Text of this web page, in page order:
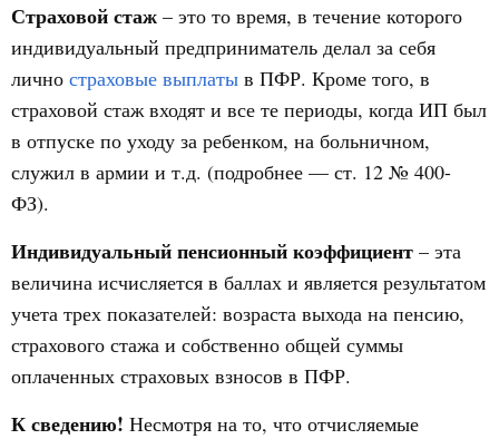
Страховой стаж – это то время, в течение которого
индивидуальный предприниматель делал за себя
лично страховые выплаты в ПФР. Кроме того, в
страховой стаж входят и все те периоды, когда ИП был
в отпуске по уходу за ребенком, на больничном,
служил в армии и т.д. (подробнее — ст. 12 № 400-
ФЗ).
Индивидуальный пенсионный коэффициент – эта
величина исчисляется в баллах и является результатом
учета трех показателей: возраста выхода на пенсию,
страхового стажа и собственно общей суммы
оплаченных страховых взносов в ПФР.
К сведению! Несмотря на то, что отчисляемые